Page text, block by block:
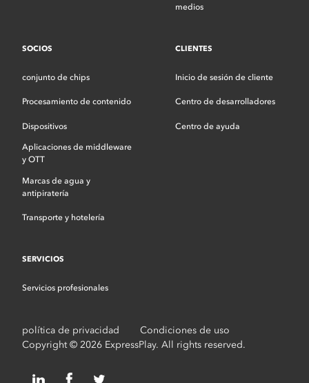
medios
SOCIOS
conjunto de chips
Procesamiento de contenido
Dispositivos
Aplicaciones de middleware
y OTT
Marcas de agua y
antipiratería
Transporte y hotelería
CLIENTES
Inicio de sesión de cliente
Centro de desarrolladores
Centro de ayuda
SERVICIOS
Servicios profesionales
política de privacidad
Condiciones de uso
Copyright © 2026 ExpressPlay. All rights reserved.